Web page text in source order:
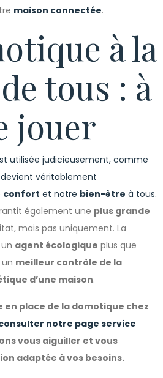
maison connectée.
à la
tous : à
jouer
utilisée judicieusement, comme
devient véritablement
confort et notre bien-être à tous.
également une plus grande
mais pas uniquement. La
agent écologique plus que
meilleur contrôle de la
d’une maison.
place de la domotique chez
notre page service
vous aiguiller et vous
adaptée à vos besoins.